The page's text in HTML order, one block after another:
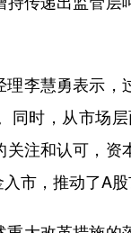
慧勇表示，
同时，从市场
注和认可，
市，推动了A股